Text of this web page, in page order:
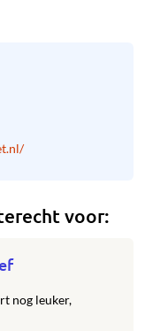
voor:
nog leuker,